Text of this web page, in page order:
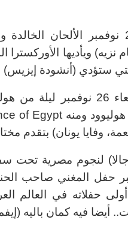
ويوم الثلاثاء 25 نوفمبر
نزيه) ويأديها
ستؤدي (أنشودة
وتابع: (يوم الأربعاء 26
وفايا يونان) بتقدم
لنجوم مصرية تحت
30 نوفمبر حفل المغني
حفلاته في العالم
أيضا فيه كمان باليه